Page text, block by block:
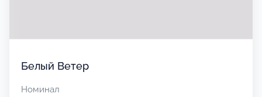
Белый Ветер
Номинал